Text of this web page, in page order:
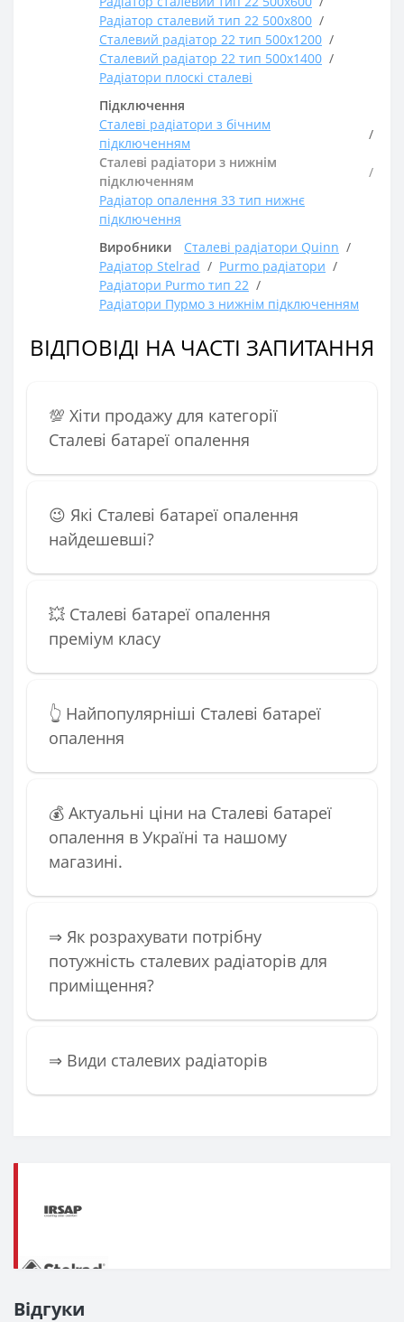
Радіатор сталевий тип 22 500х800
Сталевий радіатор 22 тип 500х1200
Сталевий радіатор 22 тип 500х1400
Радіатори плоскі сталеві
Підключення
Сталеві радіатори з бічним
підключенням
Сталеві радіатори з нижнім
підключенням
Радіатор опалення 33 тип нижнє
підключення
Виробники
Сталеві радіатори Quinn
Радіатор Stelrad
Purmo радіатори
Радіатори Purmo тип 22
Радіатори Пурмо з нижнім підключенням
ВІДПОВІДІ НА ЧАСТІ ЗАПИТАННЯ
💯 Хіти продажу для категорії
Сталеві батареї опалення
😉 Які Сталеві батареї опалення
найдешевші?
💥 Сталеві батареї опалення
преміум класу
👆 Найпопулярніші Сталеві батареї
опалення
💰 Актуальні ціни на Сталеві батареї
опалення в Україні та нашому
магазині.
⇒ Як розрахувати потрібну
потужність сталевих радіаторів для
приміщення?
️⇒ Види сталевих радіаторів
Відгуки